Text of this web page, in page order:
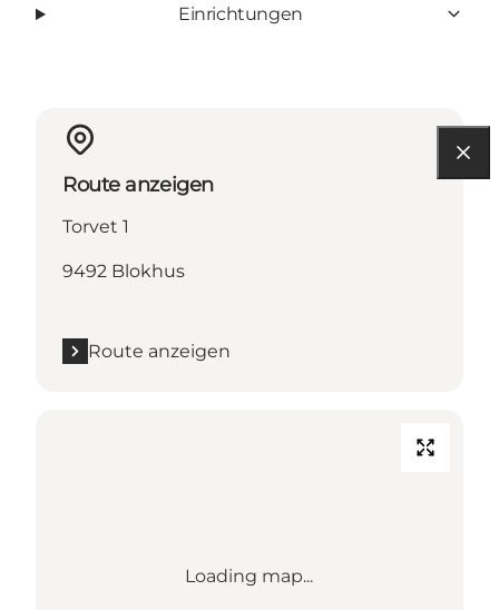
Einrichtungen
Route anzeigen
Torvet 1
9492 Blokhus
Route anzeigen
Loading map...